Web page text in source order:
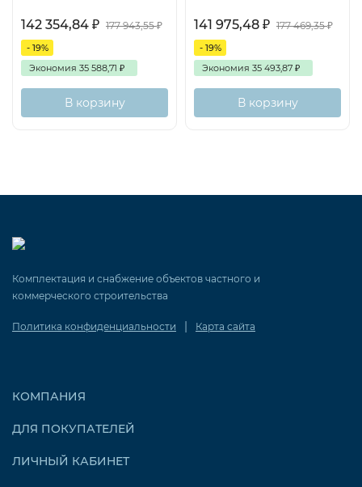
142 354,84 ₽ 177 943,55₽
- 19%
Экономия 35 588,71 ₽
В корзину
141 975,48 ₽ 177 469,35₽
- 19%
Экономия 35 493,87 ₽
В корзину
Комплектация и снабжение объектов частного и
коммерческого строительства
Политика конфиденциальности | Карта сайта
КОМПАНИЯ
ДЛЯ ПОКУПАТЕЛЕЙ
ЛИЧНЫЙ КАБИНЕТ